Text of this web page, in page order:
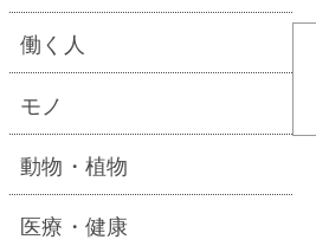
働く人
モノ
動物・植物
医療・健康